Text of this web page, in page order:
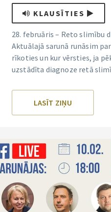
KLAUSĪTIES
28. februāris – Reto slimību
Aktuālajā sarunā runāsim
rīkoties un kur vērsties, ja
uzstādīta diagnoze retā
LASĪT ZIŅU